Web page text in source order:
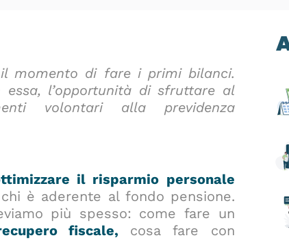
il momento di fare i primi bilanci.
l’opportunità di sfruttare al
volontari alla previdenza
il risparmio personale
è aderente al fondo pensione.
più spesso: come fare un
fiscale, cosa fare con